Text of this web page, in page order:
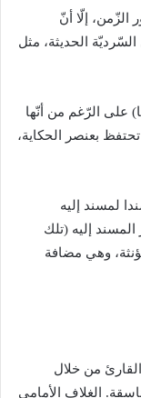
إلّا أنّ
الحديثة، مثل
) على الرّغم من أنّها
بعنصر الحكاية،
لمسند إليه
إليه (تلك
وهي مضافة
من خلال
. الغلاف الأمامي